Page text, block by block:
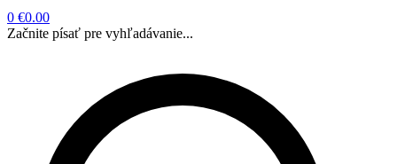
0 €0.00
Začnite písať pre vyhľadávanie...